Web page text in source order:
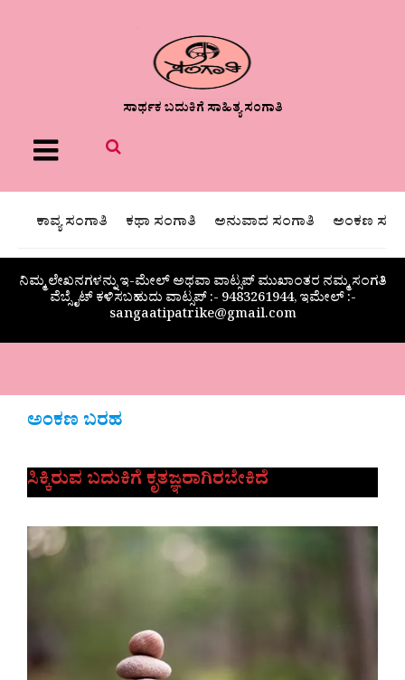
ಸಾರ್ಥಕ ಬದುಕಿಗೆ ಸಾಹಿತ್ಯ ಸಂಗಾತಿ
Menu
ಕಾವ್ಯ ಸಂಗಾತಿ ಕಥಾ ಸಂಗಾತಿ ಅನುವಾದ ಸಂಗಾತಿ ಅಂಕಣ
ನಿಮ್ಮ ಲೇಖನಗಳನ್ನು ಇ-ಮೇಲ್ ಅಥವಾ ವಾಟ್ಸಪ್ ಮುಖಾಂತರ ನಮ್ಮ ಸಂಗತಿ
ವೆಬ್ಸೈಟ್ ಕಳಿಸಬಹುದು ವಾಟ್ಸಪ್‌ :- 9483261944, ಇಮೇಲ್ :-
sangaatipatrike@gmail.com
ಅಂಕಣ ಬರಹ
ಸಿಕ್ಕಿರುವ ಬದುಕಿಗೆ ಕೃತಜ್ಞರಾಗಿರಬೇಕಿದೆ